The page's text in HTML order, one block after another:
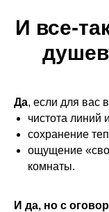
И все-
Да, если для вас
чистота линий
сохранение
ощущение
комнаты.
И да, но с